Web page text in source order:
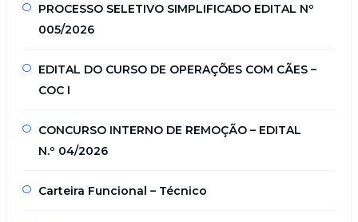
PROCESSO SELETIVO SIMPLIFICADO EDITAL Nº
005/2026
EDITAL DO CURSO DE OPERAÇÕES COM CÃES –
COC I
CONCURSO INTERNO DE REMOÇÃO – EDITAL
N.º 04/2026
Carteira Funcional – Técnico